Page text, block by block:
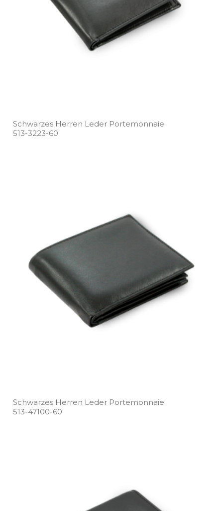
Schwarzes Herren Leder Portemonnaie
513­-3223­-60
Schwarzes Herren Leder Portemonnaie
513­-47100­-60